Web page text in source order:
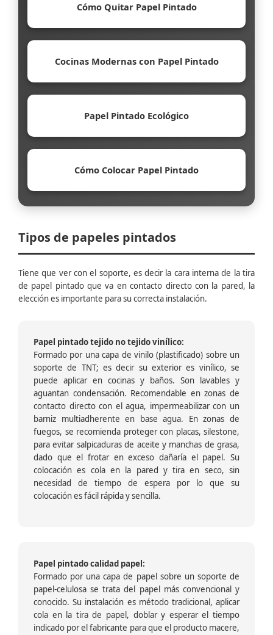
Cómo Quitar Papel Pintado
Cocinas Modernas con Papel Pintado
Papel Pintado Ecológico
Cómo Colocar Papel Pintado
Tipos de papeles pintados
Tiene que ver con el soporte, es decir la cara interna de la tira
de papel pintado que va en contacto directo con la pared, la
elección es importante para su correcta instalación.
Papel pintado tejido no tejido vinílico:
Formado por una capa de vinilo (plastificado) sobre un
soporte de TNT; es decir su exterior es vinílico, se
puede aplicar en cocinas y baños. Son lavables y
aguantan condensación. Recomendable en zonas de
contacto directo con el agua, impermeabilizar con un
barniz multiadherente en base agua. En zonas de
fuegos, se recomienda proteger con placas, silestone,
para evitar salpicaduras de aceite y manchas de grasa,
dado que el frotar en exceso dañaría el papel. Su
colocación es cola en la pared y tira en seco, sin
necesidad de tiempo de espera por lo que su
colocación es fácil rápida y sencilla.
Papel pintado calidad papel:
Formado por una capa de papel sobre un soporte de
papel-celulosa se trata del papel más convencional y
conocido. Su instalación es método tradicional, aplicar
cola en la tira de papel, doblar y esperar el tiempo
indicado por el fabricante para que el producto macere,